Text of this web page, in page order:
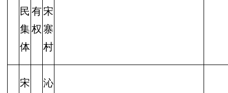
民
集
体
有
权
宋
寨
村
宋
沁